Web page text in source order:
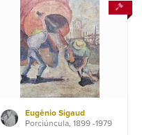
Eugênio Sigaud
Porciúncula, 1899 -1979